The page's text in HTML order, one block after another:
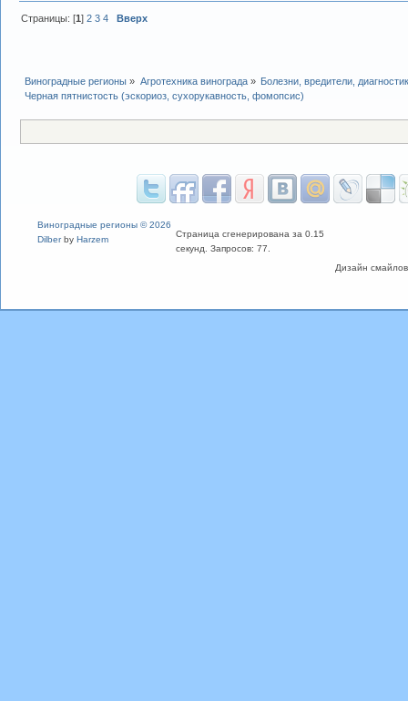
Страницы: [1]2 3 4 Вверх
Виноградные регионы » Агротехника винограда»
Болезни, вредители,
Черная пятнистость (эскориоз, сухорукавность, фомопсис)
Дизайн
Виноградные регионы © 2026
Dilberby Harzem
Страница сгенерирована за 0.15
секунд. Запросов: 77.